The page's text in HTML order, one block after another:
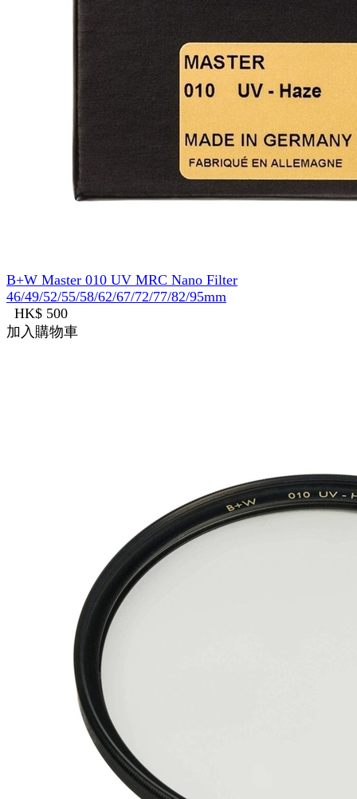
B+W Master 010 UV MRC Nano Filter
46/49/52/55/58/62/67/72/77/82/95mm
HK$ 500
加入購物車